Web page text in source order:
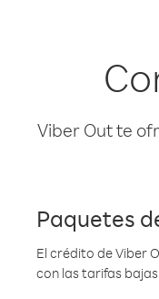
Viber Out te
Paquetes
El crédito de Viber
con las tarifas